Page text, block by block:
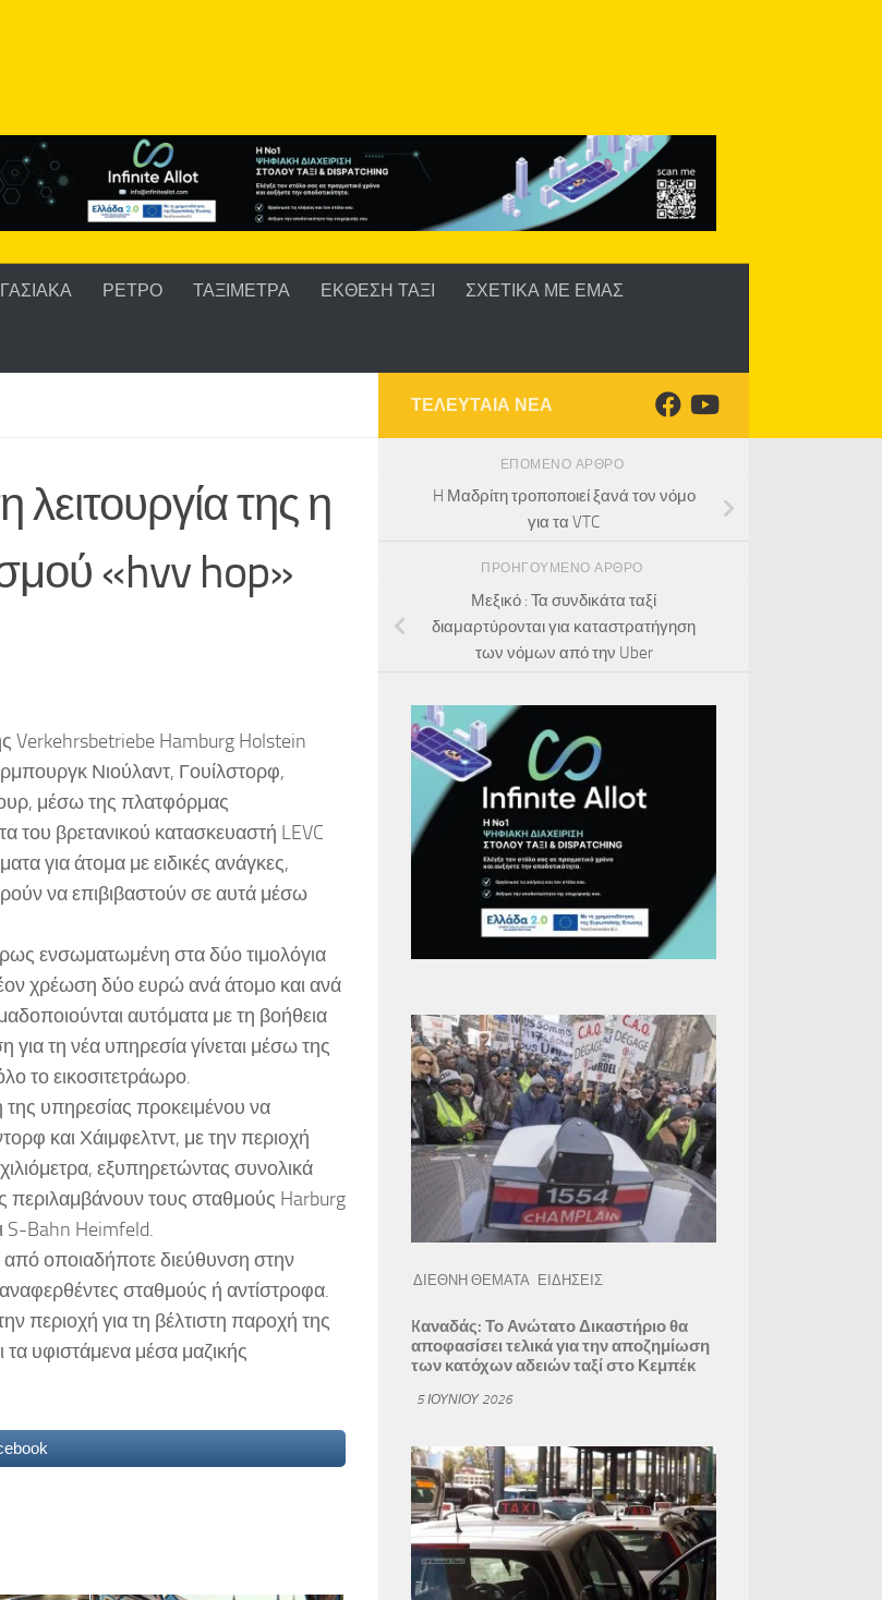
ΡΕΤΡΟ ΤΑΞΙΜΕΤΡΑ ΕΚΘΕΣΗ ΤΑΞΙ ΣΧΕΤΙΚΑ ΜΕ ΕΜΑΣ
λειτουργία της η
«hvv hop»
Verkehrsbetriebe Hamburg Holstein
Νιούλαντ, Γουίλστορφ,
μέσω της πλατφόρμας
του βρετανικού κατασκευαστή LEVC
για άτομα με ειδικές ανάγκες,
να επιβιβαστούν σε αυτά μέσω
ενσωματωμένη στα δύο τιμολόγια
χρέωση δύο ευρώ ανά άτομο και ανά
αυτόματα με τη βοήθεια
για τη νέα υπηρεσία γίνεται μέσω της
το εικοσιτετράωρο.
της υπηρεσίας προκειμένου να
και Χάιμφελτντ, με την περιοχή
εξυπηρετώντας συνολικά
περιλαμβάνουν τους σταθμούς Harburg
S-Bahn Heimfeld.
από οποιαδήποτε διεύθυνση στην
σταθμούς ή αντίστροφα.
περιοχή για τη βέλτιστη παροχή της
υφιστάμενα μέσα μαζικής
ΤΕΛΕΥΤΑΙΑ ΝΕΑ
ΕΠΌΜΕΝΟ ΆΡΘΡΟ
H Μαδρίτη τροποποιεί ξανά τον νόμο
για τα VTC
ΠΡΟΗΓΟΎΜΕΝΟ ΆΡΘΡΟ
Μεξικό : Τα συνδικάτα ταξί
διαμαρτύρονται για καταστρατήγηση
των νόμων από την Uber
ΔΙΕΘΝΗ ΘΕΜΑΤΑ ΕΙΔΗΣΕΙΣ
Kαναδάς: Το Ανώτατο Δικαστήριο θα
αποφασίσει τελικά για την αποζημίωση
των κατόχων αδειών ταξί στο Κεμπέκ
5 ΙΟΥΝΊΟΥ 2026